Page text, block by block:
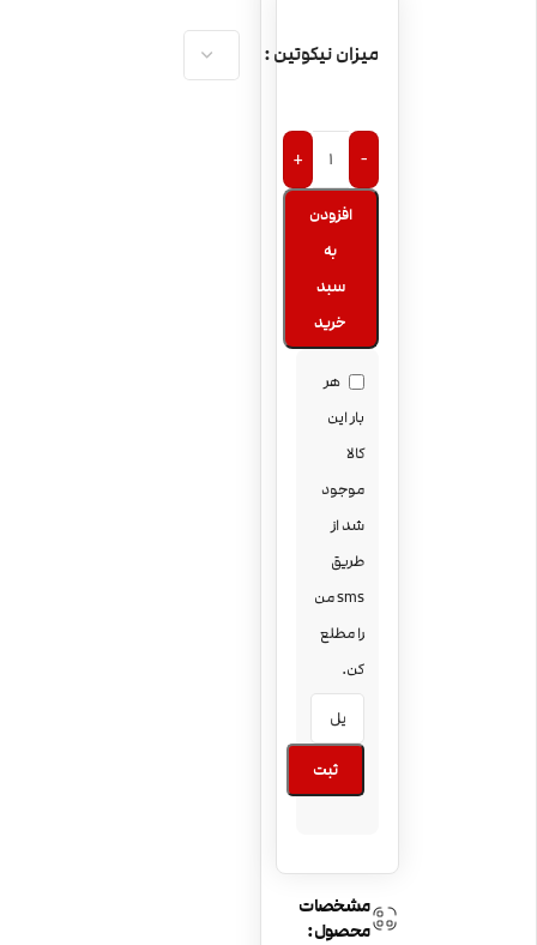
میزان نیکوتین
-
+
افزودن
به
سبد
خرید
هر
بار این
کالا
موجود
شد از
طریق
sms من
را مطلع
کن.
ثبت
مشخصات
محصول: